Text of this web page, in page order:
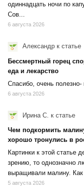
одиннадцать ночи по
Сов...
6 августа 2026
Александр к статье
Бессмертный горец
еда и лекарство
Спасибо, очень
6 августа 2026
Ирина С. к статье
Чем подкормить
хорошо тронулись в
Картинки к этой статье
зрению, то однозначно
выращивали малину.
5 августа 2026